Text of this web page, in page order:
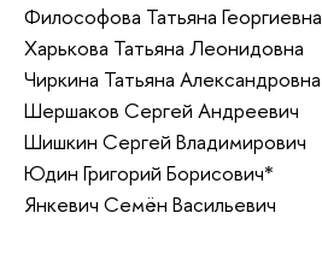
Философова Татьяна Георгиевна
Харькова Татьяна Леонидовна
Чиркина Татьяна Александровна
Шершаков Сергей Андреевич
Шишкин Сергей Владимирович
Юдин Григорий Борисович*
Янкевич Семён Васильевич